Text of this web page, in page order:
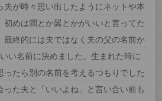
夫が時々思い出したようにネットや本
初めは潤とか翼とかがいいと言ってた
最終的には夫ではなく夫の父の名前か
い名前に決めました。生まれた時に
ったら別の名前を考えるつもりでした
った夫と「いいよね」と言い合い前も